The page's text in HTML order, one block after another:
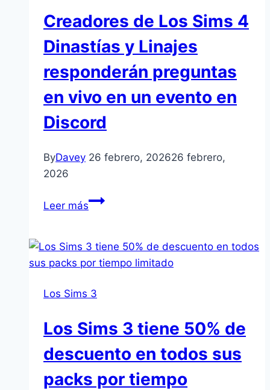
de
las
Maravillas
y
Patio
de
Casa
Creadores de Los Sims 4
Dinastías y Linajes
responderán preguntas
en vivo en un evento en
Discord
ByDavey 26 febrero, 202626 febrero,
2026
Leer másCreadores
Sims
4
y
responderán
preguntas
en
vivo
Los Sims 3
Los Sims 3 tiene 50% de
descuento en todos sus
packs por tiempo